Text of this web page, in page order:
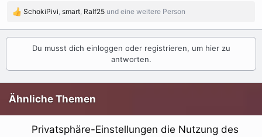
R
a
i
e
SchokiPivi smart Ralf25 und eine weitere Person
Du musst dich einloggen oder registrieren, um hier zu
antworten.
Ähnliche Themen
Privatsphäre-Einstellungen die Nutzung des